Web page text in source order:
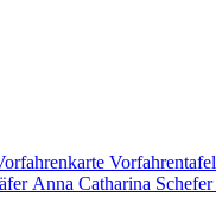
Vorfahrentafel
Anna Catharina Schefer